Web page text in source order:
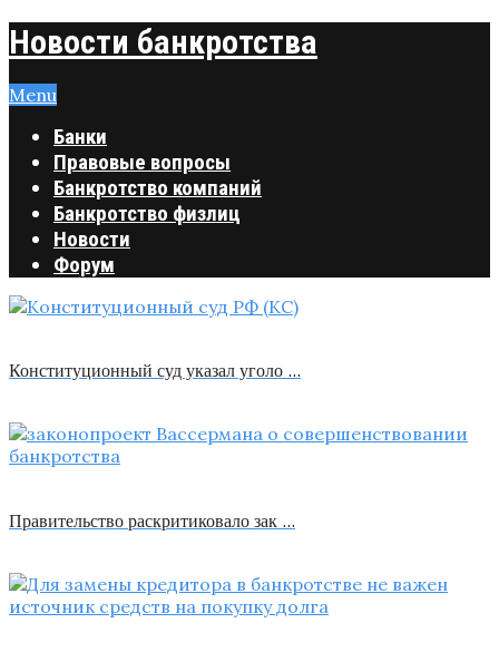
Новости банкротства
Menu
Банки
Правовые вопросы
Банкротство компаний
Банкротство физлиц
Новости
Форум
Конституционный суд указал уголо …
Правительство раскритиковало зак …